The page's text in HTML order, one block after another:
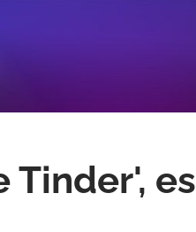
Tinder', es